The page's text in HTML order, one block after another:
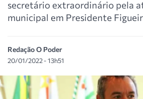
secretário extraordinário pela
municipal em Presidente
Redação O Poder
20/01/2022 - 13h51